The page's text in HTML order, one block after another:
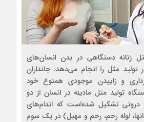
زنانه دستگاهی در بدن انسان‌های
تولید مثل را انجام می‌دهد. جانداران
و زاییدن موجودی همنوع خود
تولید مثل مادینه در انسان از دو
تشکیل شده‌است که اندام‌های
لوله رحم، رحم و مهبل) در یک سوم